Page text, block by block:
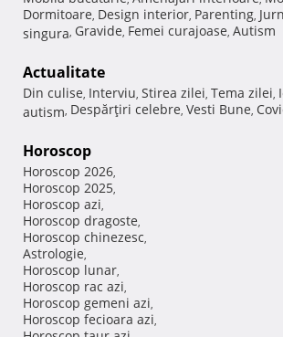
Dormitoare, Design interior, Parenting,
singura, Gravide, Femei curajoase, Autism
Actualitate
Din culise, Interviu, Stirea zilei, Tema zilei,
autism, Despărţiri celebre, Vesti Bune,
Horoscop
Horoscop 2026,
Horoscop 2025,
Horoscop azi,
Horoscop dragoste,
Horoscop chinezesc,
Astrologie,
Horoscop lunar,
Horoscop rac azi,
Horoscop gemeni azi,
Horoscop fecioara azi,